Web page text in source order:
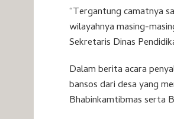
“Tergantung camatnya
wilayahnya masing-
Sekretaris Dinas
Dalam berita acara
bansos dari desa yang
Bhabinkamtibmas serta